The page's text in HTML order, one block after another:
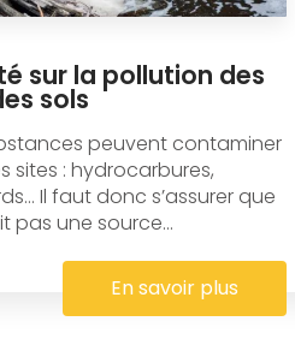
sur la pollution des
sols
peuvent contaminer
sites : hydrocarbures,
Il faut donc s’assurer que
pas une source...
En savoir plus